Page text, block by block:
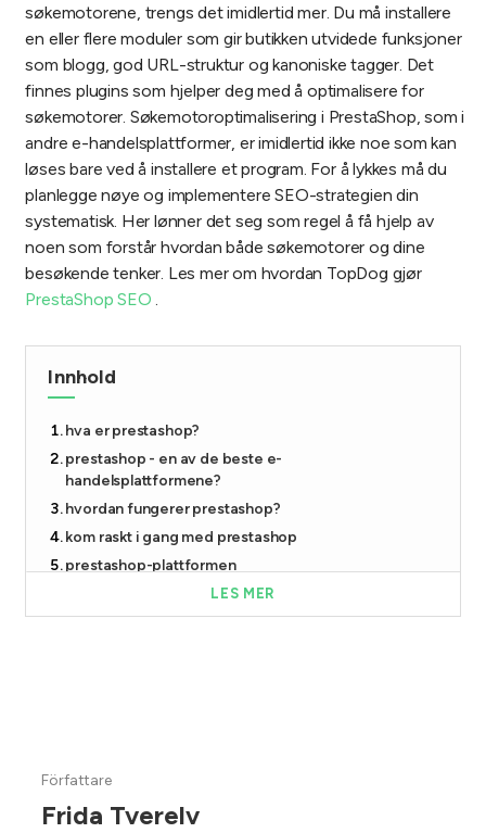
søkemotorene, trengs det imidlertid mer. Du må installere
en eller flere moduler som gir butikken utvidede funksjoner
som blogg, god URL-struktur og kanoniske tagger. Det
finnes plugins som hjelper deg med å optimalisere for
søkemotorer. Søkemotoroptimalisering i PrestaShop, som i
andre e-handelsplattformer, er imidlertid ikke noe som kan
løses bare ved å installere et program. For å lykkes må du
planlegge nøye og implementere SEO-strategien din
systematisk. Her lønner det seg som regel å få hjelp av
noen som forstår hvordan både søkemotorer og dine
besøkende tenker. Les mer om hvordan TopDog gjør
PrestaShop SEO
Innhold
hva er prestashop?
prestashop - en av de beste e-
handelsplattformene?
hvordan fungerer prestashop?
kom raskt i gang med prestashop
prestashop-plattformen
automatisk installasjon av prestashop
mange valutaer og språk
LES MER
Författare
Frida Tverelv